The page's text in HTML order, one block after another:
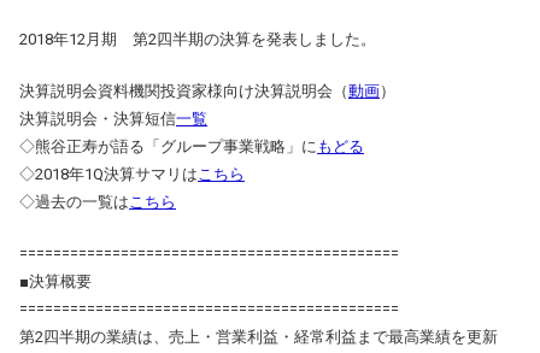
2018年12月期 第2四半期の決算を発表しました。
決算説明会資料機関投資家様向け決算説明会（動画）
決算説明会・決算短信一覧
◇熊谷正寿が語る「グループ事業戦略」に もどる
◇2018年1Q決算サマリは こちら
◇過去の一覧は こちら
=============================================
■決算概要
=============================================
第2四半期の業績は、売上・営業利益・経常利益まで最高業績を更新